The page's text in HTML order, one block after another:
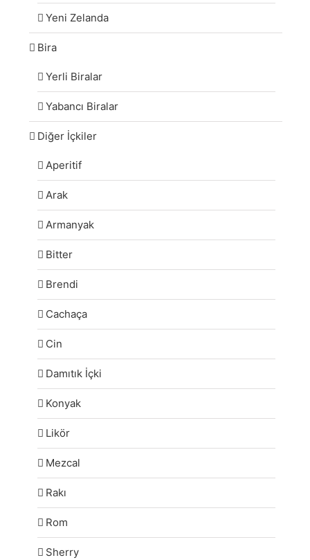
Yeni Zelanda
Bira
Yerli Biralar
Yabancı Biralar
Diğer İçkiler
Aperitif
Arak
Armanyak
Bitter
Brendi
Cachaça
Cin
Damıtık İçki
Konyak
Likör
Mezcal
Rakı
Rom
Sherry